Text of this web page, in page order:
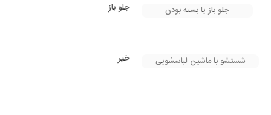
جلو باز یا بسته بودن جلو باز
شستشو با ماشین لباسشویی خیر